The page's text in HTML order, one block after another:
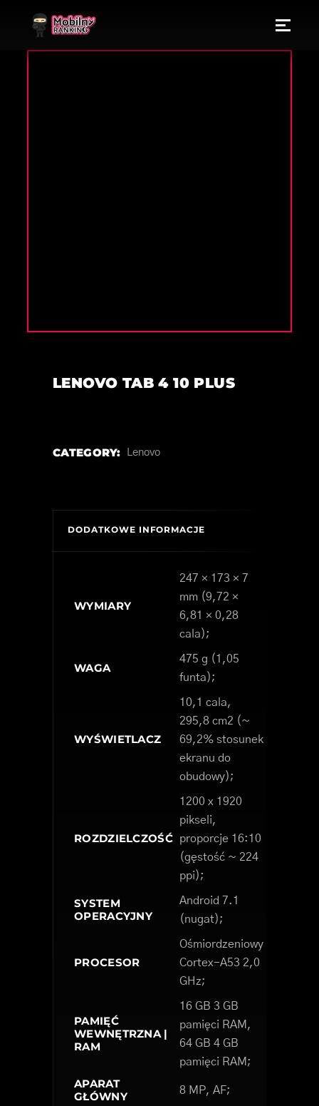
LENOVO TAB 4 10 PLUS
CATEGORY: Lenovo
DODATKOWE INFORMACJE
WYMIARY
247 × 173 × 7
mm (9,72 ×
6,81 × 0,28
cala);
WAGA
475 g (1,05
funta);
WYŚWIETLACZ
10,1 cala,
295,8 cm2 (~
69,2% stosunek
ekranu do
obudowy);
ROZDZIELCZOŚĆ
1200 x 1920
pikseli,
proporcje 16:10
(gęstość ~ 224
ppi);
SYSTEM
OPERACYJNY
Android 7.1
(nugat);
PROCESOR
Ośmiordzeniowy
Cortex-A53 2,0
GHz;
PAMIĘĆ
WEWNĘTRZNA |
RAM
16 GB 3 GB
pamięci RAM,
64 GB 4 GB
pamięci RAM;
APARAT
GŁÓWNY
8 MP, AF;